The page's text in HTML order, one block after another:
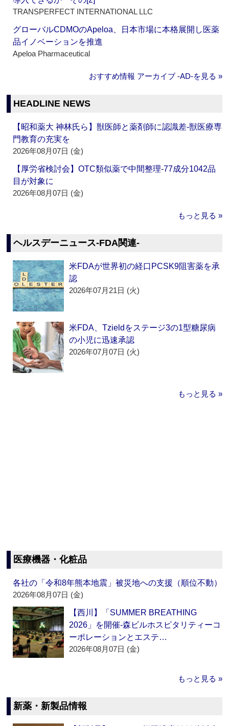
TRANSPERFECT INTERNATIONAL LLC
グローバルCDMOのApeloa、日本市場に本格展開し医薬
品イノベーションを推進
Apeloa Pharmaceutical
おすすめ情報 アーカイブ ‐AD‐を見る »
HEADLINE NEWS
【昭和薬大 神林氏ら】獣医師と薬剤師に認識差‐獣医療専
門教育の充実を
2026年08月07日 (金)
【厚労省検討会】OTC類似薬で中間整理‐77成分1042品
目が対象に
2026年08月07日 (金)
もっと見る »
ヘルスデーニュース‐FDA関連‐
米FDAが世界初の経口PCSK9阻害薬を承
認
2026年07月21日 (火)
米FDA、Tzieldをステージ3の1型糖尿病
の小児に迅速承認
2026年07月07日 (火)
もっと見る »
医療機器・化粧品
各社の「令和8年熊本地震」被災地への支援（順位不動）
2026年08月07日 (金)
【西川】「SUMMER BREATHING
2026」を開催‐森ビルホスピタリティーコ
ーポレーションとエステ…
2026年08月07日 (金)
もっと見る »
新薬・新製品情報